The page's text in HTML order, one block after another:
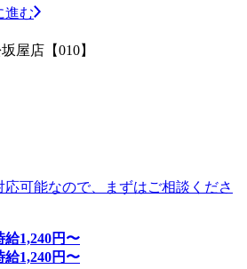
進む
屋店【010】
可能なので、まずはご相談くださ
給1,240円〜
給1,240円〜